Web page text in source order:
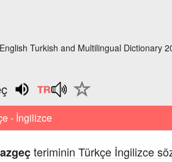
Turkish and Multilingual Dictionary
- İngilizce
teriminin Türkçe İngilizce